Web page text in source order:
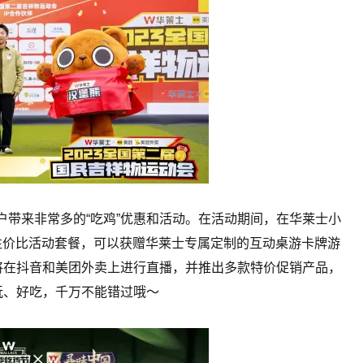
来非常多的“吃鸡”优惠和活动。在活动期间，在华莱士小
比活动套餐，可以获赠华莱士专属定制的互动桌游卡牌游
抖音和美团外卖上进行直播，并推出多款特价促销产品，
好吃，千万不能错过哦～